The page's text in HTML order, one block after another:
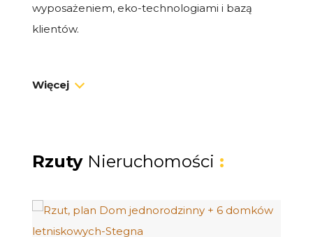
wyposażeniem, eko-technologiami i bazą
klientów.
która łączy wysoki standard życia z
nie wymaga żadnych nakładów finansowych i
funkcjonuje od pierwszego dnia po zakupie.
DLACZEGO TA INWESTYCJA
Więcej
Rzuty Nieruchomości :